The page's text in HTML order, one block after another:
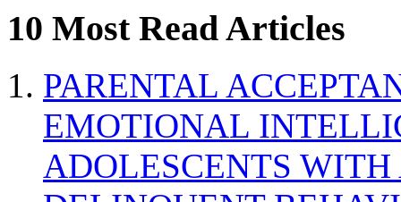
10 Most Read Articles
PARENTAL
EMOTIONAL
ADOLESCENTS